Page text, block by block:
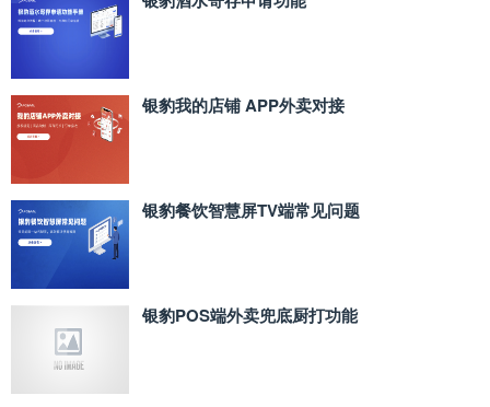
银豹我的店铺 APP外卖对接
银豹餐饮智慧屏TV端常见问题
银豹POS端外卖兜底厨打功能